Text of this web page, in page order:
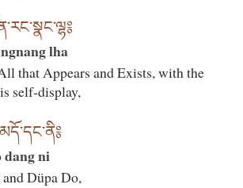
lha
that Appears and Exists, with the
self-display,
ni
Düpa Do,